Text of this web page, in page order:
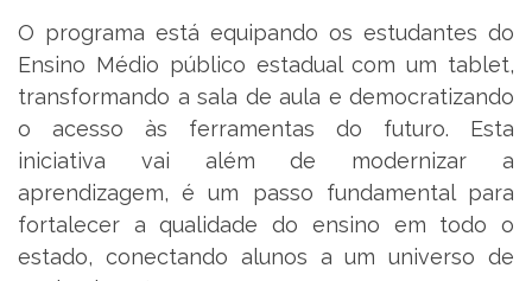
O programa está equipando os estudantes do
Ensino Médio público estadual com um tablet,
transformando a sala de aula e democratizando
o acesso às ferramentas do futuro. Esta
iniciativa vai além de modernizar a
aprendizagem, é um passo fundamental para
fortalecer a qualidade do ensino em todo o
estado, conectando alunos a um universo de